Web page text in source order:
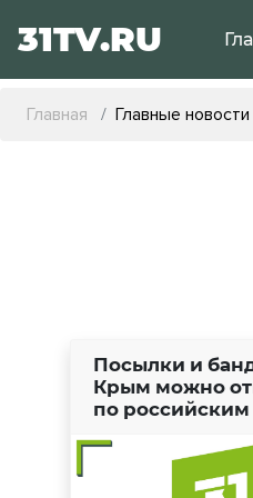
31TV.RU
Главная Главные новости
Посылки и
Крым можно
по